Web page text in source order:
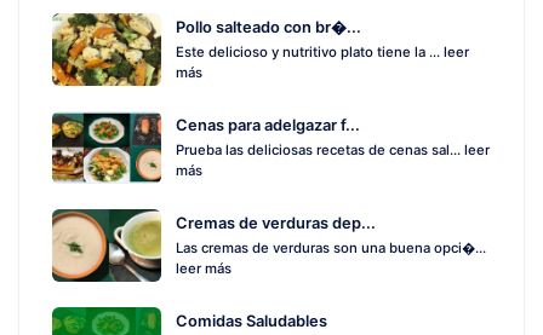
Pollo salteado con br�...
Este delicioso y nutritivo plato tiene la ... leer
más
Cenas para adelgazar f...
Prueba las deliciosas recetas de cenas sal... leer
más
Cremas de verduras dep...
Las cremas de verduras son una buena opci�...
leer más
Comidas Saludables